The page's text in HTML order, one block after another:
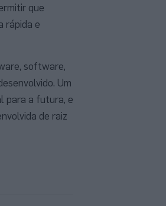
que
rápida e
software,
Um
para a futura, e
de raiz